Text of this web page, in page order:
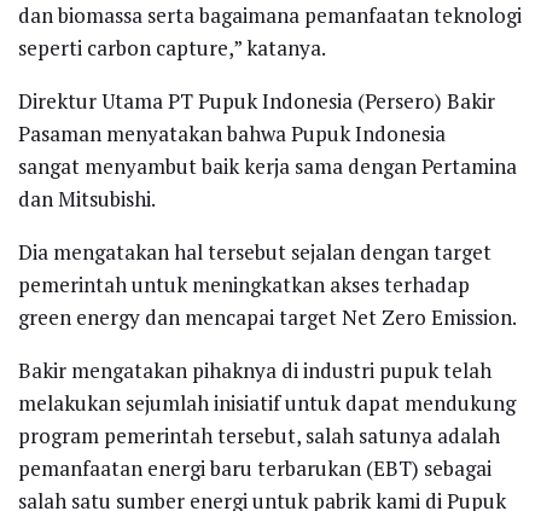
dan biomassa serta bagaimana pemanfaatan teknologi
seperti carbon capture,” katanya.
Direktur Utama PT Pupuk Indonesia (Persero) Bakir
Pasaman menyatakan bahwa Pupuk Indonesia
sangat menyambut baik kerja sama dengan Pertamina
dan Mitsubishi.
Dia mengatakan hal tersebut sejalan dengan target
pemerintah untuk meningkatkan akses terhadap
green energy dan mencapai target Net Zero Emission.
Bakir mengatakan pihaknya di industri pupuk telah
melakukan sejumlah inisiatif untuk dapat mendukung
program pemerintah tersebut, salah satunya adalah
pemanfaatan energi baru terbarukan (EBT) sebagai
salah satu sumber energi untuk pabrik kami di Pupuk